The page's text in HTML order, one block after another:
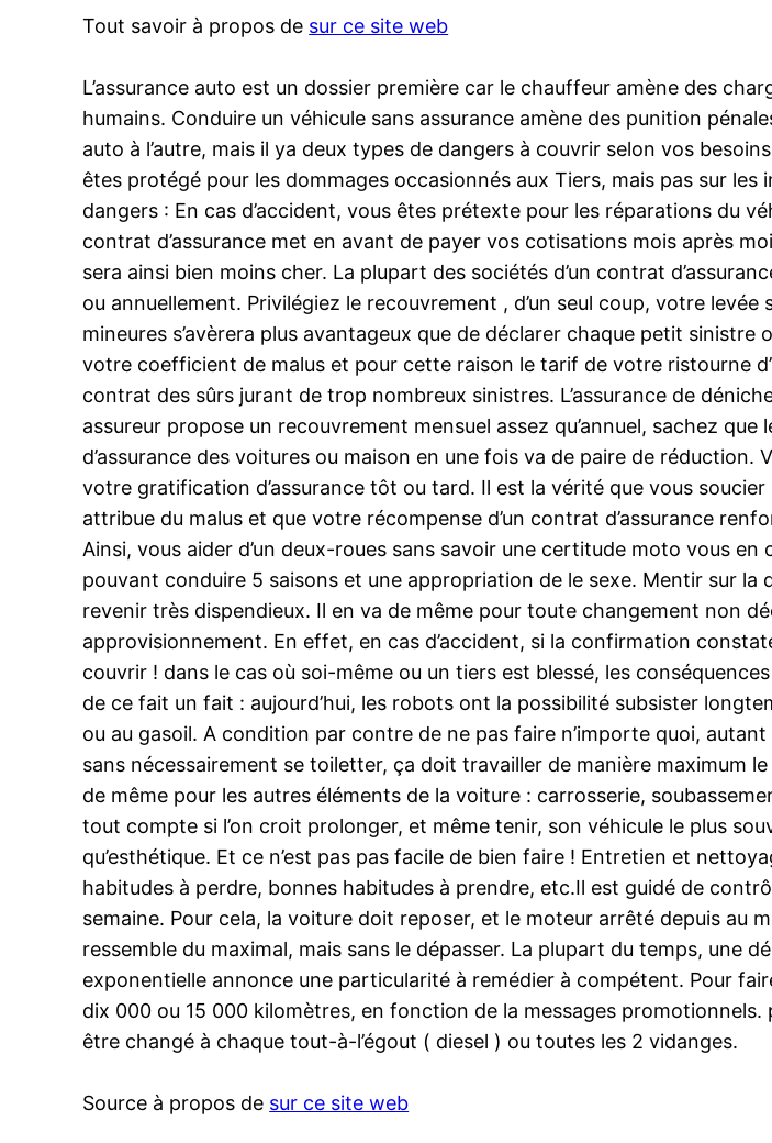
Tout savoir à propos de sur ce site web
L’assurance auto est un dossier première car le chauffeur amène des
humains. Conduire un véhicule sans assurance amène des punition
auto à l’autre, mais il ya deux types de dangers à couvrir selon vos
êtes protégé pour les dommages occasionnés aux Tiers, mais pas sur
dangers : En cas d’accident, vous êtes prétexte pour les réparations du
contrat d’assurance met en avant de payer vos cotisations mois après
sera ainsi bien moins cher. La plupart des sociétés d’un contrat
ou annuellement. Privilégiez le recouvrement , d’un seul coup, votre
mineures s’avèrera plus avantageux que de déclarer chaque petit
votre coefficient de malus et pour cette raison le tarif de votre ristourne
contrat des sûrs jurant de trop nombreux sinistres. L’assurance de
assureur propose un recouvrement mensuel assez qu’annuel, sachez
d’assurance des voitures ou maison en une fois va de paire de
votre gratification d’assurance tôt ou tard. Il est la vérité que vous
attribue du malus et que votre récompense d’un contrat d’assurance
Ainsi, vous aider d’un deux-roues sans savoir une certitude moto vous
pouvant conduire 5 saisons et une appropriation de le sexe. Mentir sur
revenir très dispendieux. Il en va de même pour toute changement non
approvisionnement. En effet, en cas d’accident, si la confirmation
couvrir ! dans le cas où soi-même ou un tiers est blessé, les
de ce fait un fait : aujourd’hui, les robots ont la possibilité subsister
ou au gasoil. A condition par contre de ne pas faire n’importe quoi,
sans nécessairement se toiletter, ça doit travailler de manière maximum
de même pour les autres éléments de la voiture : carrosserie,
tout compte si l’on croit prolonger, et même tenir, son véhicule le plus
qu’esthétique. Et ce n’est pas pas facile de bien faire ! Entretien et
habitudes à perdre, bonnes habitudes à prendre, etc.Il est guidé de
semaine. Pour cela, la voiture doit reposer, et le moteur arrêté depuis au
ressemble du maximal, mais sans le dépasser. La plupart du temps, une
exponentielle annonce une particularité à remédier à compétent. Pour
dix 000 ou 15 000 kilomètres, en fonction de la messages
être changé à chaque tout-à-l’égout ( diesel ) ou toutes les 2 vidanges.
Source à propos de sur ce site web